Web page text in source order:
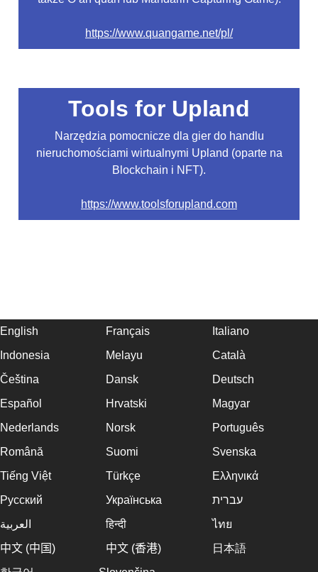
https://www.quangame.net/pl/
Tools for Upland
Narzędzia pomocnicze dla gier do handlu
nieruchomościami wirtualnymi Upland (oparte na
Blockchain i NFT).
https://www.toolsforupland.com
English Français
Italiano
Indonesia
Melayu
Català
Čeština
Dansk
Deutsch
Español
Hrvatski
Magyar
Nederlands
Norsk
Português
Română
Suomi
Svenska
Tiếng Việt
Türkçe
Ελληνικά
Русский
Українська
עברית
العربية
हिन्दी
ไทย
中文 (中国)
中文 (香港)
日本語